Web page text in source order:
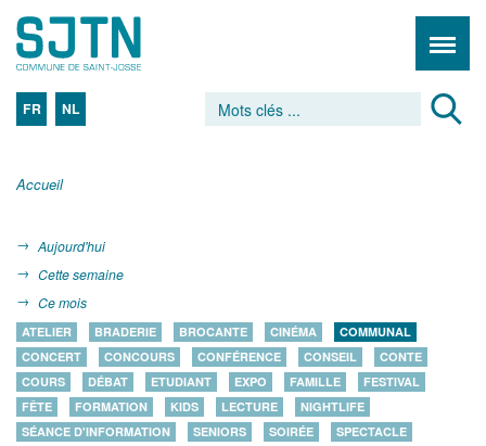
FR NL
Accueil
Aujourd'hui
Cette semaine
Ce mois
ATELIER BRADERIE BROCANTE CINÉMA
COMMUNAL
CONCERT
CONCOURS CONFÉRENCE CONSEIL
CONTE
COURS
DÉBAT ETUDIANT EXPO FAMILLE
FESTIVAL
FÊTE
FORMATION KIDS LECTURE
NIGHTLIFE
SÉANCE D'INFORMATION
SENIORS SOIRÉE
SPECTACLE